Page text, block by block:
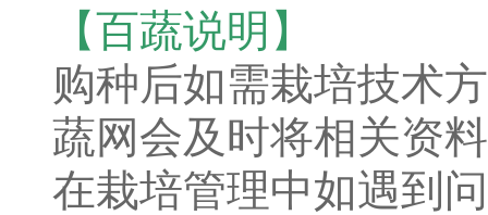
【百蔬说明】
购种后如需栽培技术
蔬网会及时将相关资
在栽培管理中如遇到